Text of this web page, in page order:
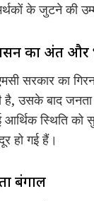
के जुटने की
का अंत और
सरकार का
उसके बाद जनता
स्थिति को
हो गई हैं।
बंगाल